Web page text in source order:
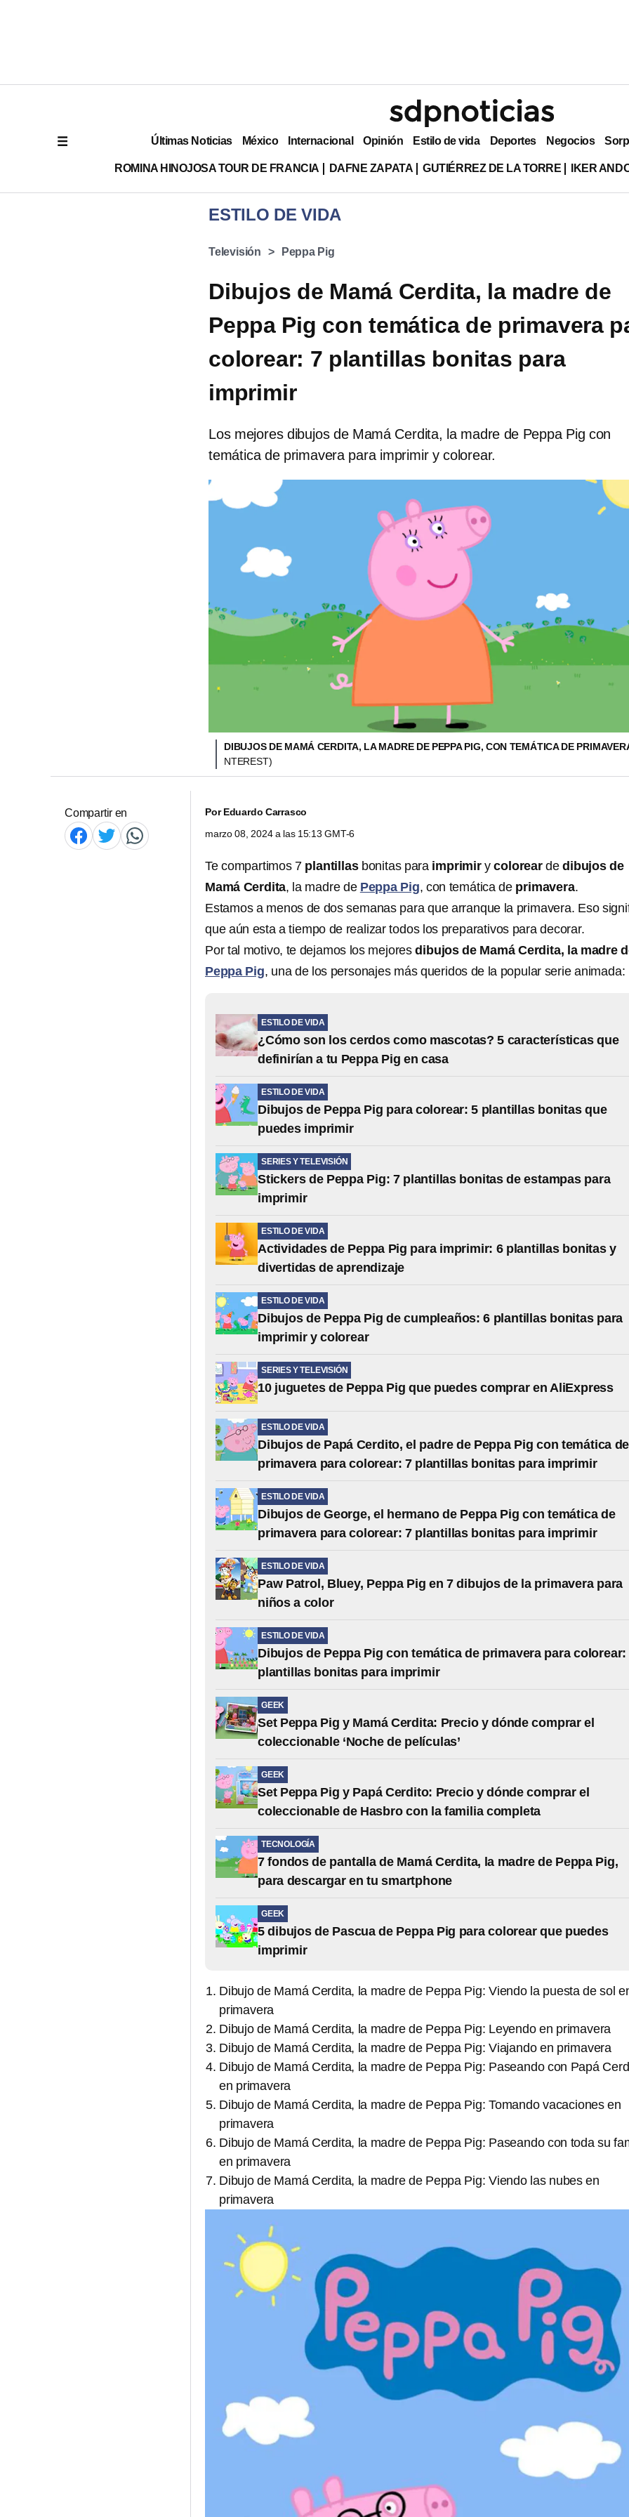
Últimas Noticias México Internacional Opinión Estilo de vida Deportes Negocios
ROMINA HINOJOSA TOUR DE FRANCIA DAFNE ZAPATA GUTIÉRREZ DE LA TORRE IKER
ESTILO DE VIDA
Televisión Peppa Pig
Dibujos de Mamá Cerdita, la madre de
Peppa Pig con temática de primavera
colorear: 7 plantillas bonitas para
imprimir
Los mejores dibujos de Mamá Cerdita, la madre de Peppa Pig con
temática de primavera para imprimir y colorear.
DIBUJOS DE MAMÁ CERDITA, LA MADRE DE PEPPA PIG, CON TEMÁTICA DE
NTEREST)
Compartir en PorEduardo Carrasco
marzo 08, 2024 a las 15:13 GMT-6
Te compartimos 7 plantillas bonitas para imprimirycoloreardedibujos de
Mamá Cerdita, la madre de Peppa Pig, con temática de primavera.
Estamos a menos de dos semanas para que arranque la primavera. Eso
que aún esta a tiempo de realizar todos los preparativos para decorar.
Por tal motivo, te dejamos los mejoresdibujos de Mamá Cerdita, la madre
Peppa Pig, una de los personajes más queridos de la popular serie animada:
ESTILO DE VIDA
¿Cómo son los cerdos como mascotas? 5 características que
definirían a tu Peppa Pig en casa
ESTILO DE VIDA
Dibujos de Peppa Pig para colorear: 5 plantillas bonitas que
puedes imprimir
SERIES Y TELEVISIÓN
Stickers de Peppa Pig: 7 plantillas bonitas de estampas para
imprimir
ESTILO DE VIDA
Actividades de Peppa Pig para imprimir: 6 plantillas bonitas y
divertidas de aprendizaje
ESTILO DE VIDA
Dibujos de Peppa Pig de cumpleaños: 6 plantillas bonitas para
imprimir y colorear
SERIES Y TELEVISIÓN
10 juguetes de Peppa Pig que puedes comprar en AliExpress
ESTILO DE VIDA
Dibujos de Papá Cerdito, el padre de Peppa Pig con temática de
primavera para colorear: 7 plantillas bonitas para imprimir
ESTILO DE VIDA
Dibujos de George, el hermano de Peppa Pig con temática de
primavera para colorear: 7 plantillas bonitas para imprimir
ESTILO DE VIDA
Paw Patrol, Bluey, Peppa Pig en 7 dibujos de la primavera para
niños a color
ESTILO DE VIDA
Dibujos de Peppa Pig con temática de primavera para colorear:
plantillas bonitas para imprimir
GEEK
Set Peppa Pig y Mamá Cerdita: Precio y dónde comprar el
coleccionable ‘Noche de películas’
GEEK
Set Peppa Pig y Papá Cerdito: Precio y dónde comprar el
coleccionable de Hasbro con la familia completa
TECNOLOGÍA
7 fondos de pantalla de Mamá Cerdita, la madre de Peppa Pig,
para descargar en tu smartphone
GEEK
5 dibujos de Pascua de Peppa Pig para colorear que puedes
imprimir
Dibujo de Mamá Cerdita, la madre de Peppa Pig: Viendo la puesta de sol
primavera
Dibujo de Mamá Cerdita, la madre de Peppa Pig: Leyendo en primavera
Dibujo de Mamá Cerdita, la madre de Peppa Pig: Viajando en primavera
Dibujo de Mamá Cerdita, la madre de Peppa Pig: Paseando con Papá
en primavera
Dibujo de Mamá Cerdita, la madre de Peppa Pig: Tomando vacaciones en
primavera
Dibujo de Mamá Cerdita, la madre de Peppa Pig: Paseando con toda su
en primavera
Dibujo de Mamá Cerdita, la madre de Peppa Pig: Viendo las nubes en
primavera